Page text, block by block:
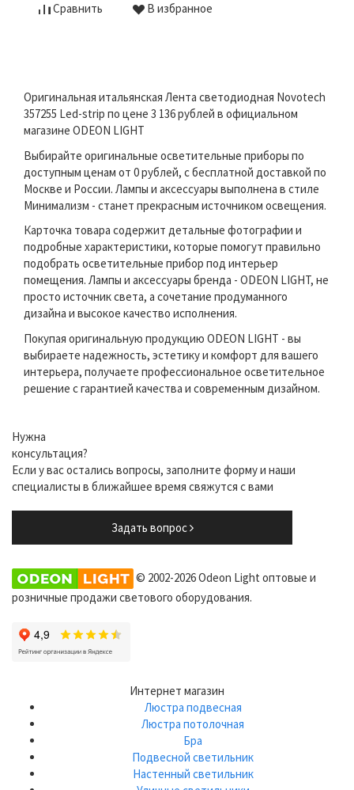
Сравнить В избранное
Оригинальная итальянская Лента светодиодная Novotech
357255 Led-strip по цене 3 136 рублей в официальном
магазине ODEON LIGHT
Выбирайте оригинальные осветительные приборы по
доступным ценам от 0 рублей, с бесплатной доставкой по
Москве и России. Лампы и аксессуары выполнена в стиле
Минимализм - станет прекрасным источником освещения.
Карточка товара содержит детальные фотографии и
подробные характеристики, которые помогут правильно
подобрать осветительные прибор под интерьер
помещения. Лампы и аксессуары бренда - ODEON LIGHT, не
просто источник света, а сочетание продуманного
дизайна и высокое качество исполнения.
Покупая оригинальную продукцию ODEON LIGHT - вы
выбираете надежность, эстетику и комфорт для вашего
интерьера, получаете профессиональное осветительное
решение с гарантией качества и современным дизайном.
Нужна
консультация?
Если у вас остались вопросы, заполните форму и наши
специалисты в ближайшее время свяжутся с вами
Задать вопрос
© 2002-2026 Odeon Light оптовые и
розничные продажи светового оборудования.
Интернет магазин
Люстра подвесная
Люстра потолочная
Бра
Подвесной светильник
Настенный светильник